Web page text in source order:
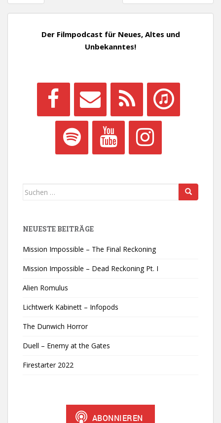
Der Filmpodcast für Neues, Altes und
Unbekanntes!
Suchen
NEUESTE BEITRÄGE
Mission Impossible – The Final Reckoning
Mission Impossible – Dead Reckoning Pt. I
Alien Romulus
Lichtwerk Kabinett – Infopods
The Dunwich Horror
Duell – Enemy at the Gates
Firestarter 2022